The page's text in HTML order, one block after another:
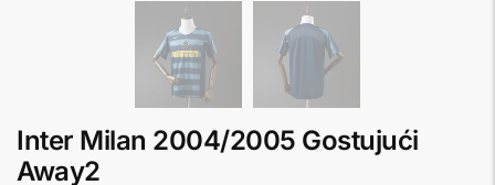
Inter Milan 2004/2005 Gostujući
Away2